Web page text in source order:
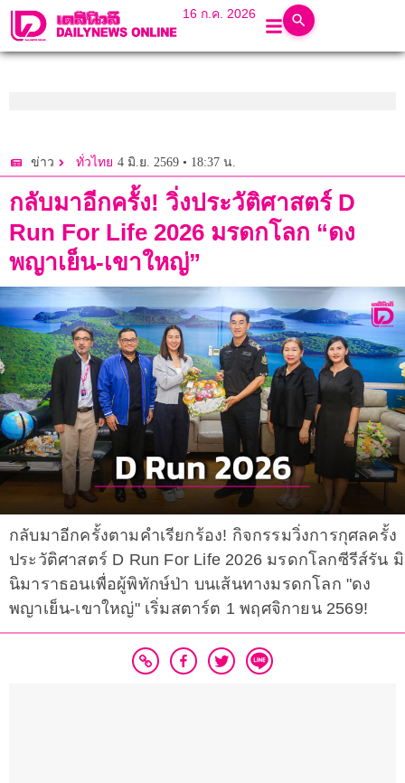
16 ก.ค. 2026
ข่าว ทั่วไทย 4 มิ.ย. 2569 • 18:37 น.
กลับมาอีกครั้ง! วิ่งประวัติศาสตร์ D
Run For Life 2026 มรดกโลก “ดง
พญาเย็น-เขาใหญ่”
กลับมาอีกครั้งตามคำเรียกร้อง! กิจกรรมวิ่งการกุศลครั้ง
ประวัติศาสตร์ D Run For Life 2026 มรดกโลกซีรีส์รัน มิ
นิมาราธอนเพื่อผู้พิทักษ์ป่า บนเส้นทางมรดกโลก "ดง
พญาเย็น-เขาใหญ่" เริ่มสตาร์ต 1 พฤศจิกายน 2569!